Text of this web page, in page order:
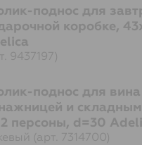
поднос для
коробке,
9437197)
поднос для вина
и
персоны, d=30
(арт. 7314700)